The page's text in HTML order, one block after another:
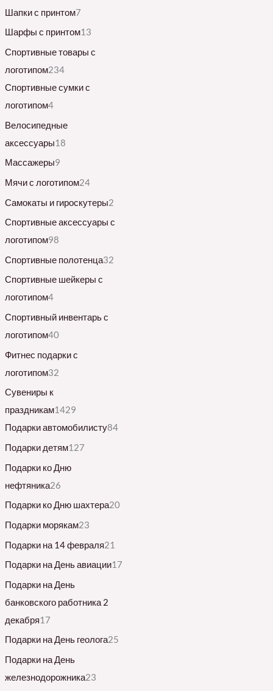
Шапки с принтом7
Шарфы с принтом13
Спортивные товары с
логотипом234
Спортивные сумки с
логотипом4
Велосипедные
аксессуары18
Массажеры9
Мячи с логотипом24
Самокаты и гироскутеры2
Спортивные аксессуары с
логотипом98
Спортивные полотенца32
Спортивные шейкеры с
логотипом4
Спортивный инвентарь с
логотипом40
Фитнес подарки с
логотипом32
Сувениры к
праздникам1429
Подарки автомобилисту84
Подарки детям127
Подарки ко Дню
нефтяника26
Подарки ко Дню шахтера20
Подарки морякам23
Подарки на 14 февраля21
Подарки на День авиации17
Подарки на День
банковского работника 2
декабря17
Подарки на День геолога25
Подарки на День
железнодорожника23